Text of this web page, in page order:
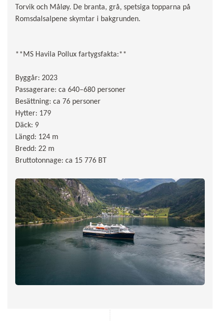
Torvik och Måløy. De branta, grå, spetsiga topparna på
Romsdalsalpene skymtar i bakgrunden.
**MS Havila Pollux fartygsfakta:**
Byggår: 2023
Passagerare: ca 640–680 personer
Besättning: ca 76 personer
Hytter: 179
Däck: 9
Längd: 124 m
Bredd: 22 m
Bruttotonnage: ca 15 776 BT